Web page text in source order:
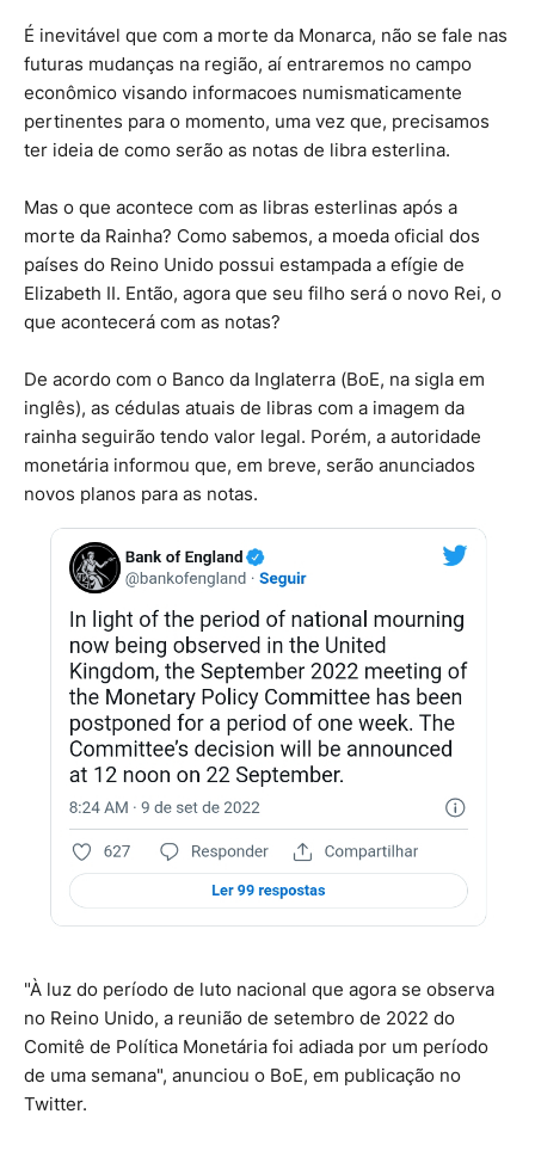
É inevitável que com a morte da Monarca, não se fale nas
futuras mudanças na região, aí entraremos no campo
econômico visando informacoes numismaticamente
pertinentes para o momento, uma vez que, precisamos
ter ideia de como serão as notas de libra esterlina.
Mas o que acontece com as libras esterlinas após a
morte da Rainha? Como sabemos, a moeda oficial dos
países do Reino Unido possui estampada a efígie de
Elizabeth II. Então, agora que seu filho será o novo Rei, o
que acontecerá com as notas?
De acordo com o Banco da Inglaterra (BoE, na sigla em
inglês), as cédulas atuais de libras com a imagem da
rainha seguirão tendo valor legal. Porém, a autoridade
monetária informou que, em breve, serão anunciados
novos planos para as notas.
"À luz do período de luto nacional que agora se observa
no Reino Unido, a reunião de setembro de 2022 do
Comitê de Política Monetária foi adiada por um período
de uma semana", anunciou o BoE, em publicação no
Twitter.